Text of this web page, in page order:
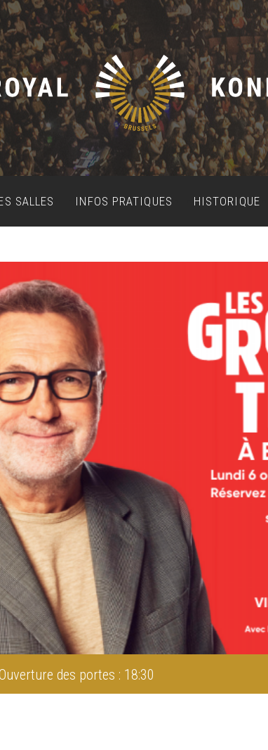
SALLES INFOS PRATIQUES HISTORIQUE
des portes : 18:30